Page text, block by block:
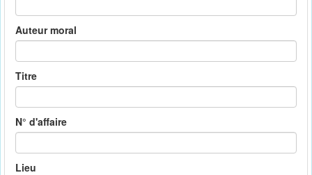
Auteur moral
Titre
N° d'affaire
Lieu